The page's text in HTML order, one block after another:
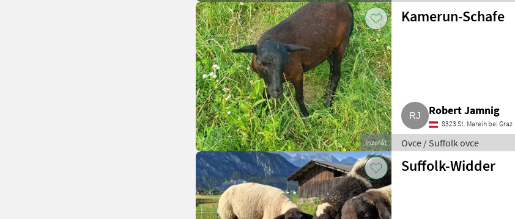
Inzerát
Kamerun-Schafe
Robert Jamnig
8323 St. Marein bei Graz
Ovce / Suffolk ovce
Suffolk-Widder